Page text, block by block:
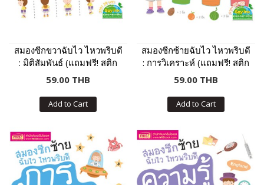
สมองซีกขวาฉับไว ไหวพริบดี
: มิติสัมพันธ์ (แถมฟรี! สติก
เกอร์)
59.00 THB
Add to Cart
สมองซีกซ้ายฉับไว ไหวพริบดี
: การวิเคราะห์ (แถมฟรี! สติก
เกอร์)
59.00 THB
Add to Cart